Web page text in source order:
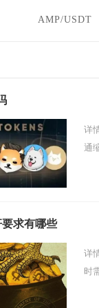
AMP/USDT
详
通
求有哪些
详
时